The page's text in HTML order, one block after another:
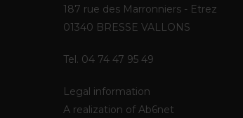
187 rue des Marronniers - Etrez
01340 BRESSE VALLONS
Tel. 04 74 47 95 49
Legal information
A realization of Ab6net